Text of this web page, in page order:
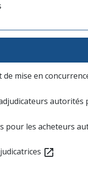
mise en
autorités
pour les acheteurs
open_in_new